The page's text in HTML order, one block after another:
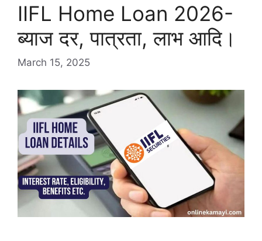
IIFL Home Loan 2026-
ब्याज दर, पात्रता, लाभ आदि।
March 15, 2025